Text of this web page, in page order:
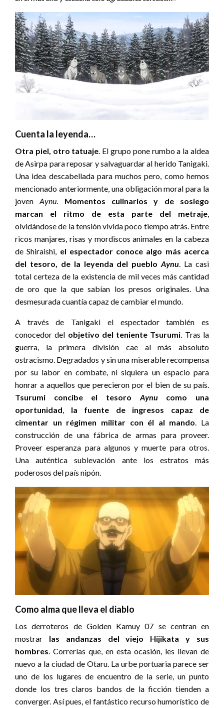
Cuenta la leyenda…
Otra piel, otro tatuaje. El grupo pone rumbo a la aldea
de Asirpa para reposar y salvaguardar al herido Tanigaki.
Una idea descabellada para muchos pero, como hemos
mencionado anteriormente, una obligación moral para la
jovenAynu. Momentos culinarios y de sosiego
marcan el ritmo de esta parte del metraje,
olvidándose de la tensión vivida poco tiempo atrás. Entre
ricos manjares, risas y mordiscos animales en la cabeza
de Shiraishi, el espectador conoce algo más acerca
del tesoro, de la leyenda del puebloAynu. La casi
total certeza de la existencia de mil veces más cantidad
de oro que la que sabían los presos originales. Una
desmesurada cuantía capaz de cambiar el mundo.
A través de Tanigaki el espectador también es
conocedor del objetivo del teniente Tsurumi. Tras la
guerra, la primera división cae al más absoluto
ostracismo. Degradados y sin una miserable recompensa
por su labor en combate, ni siquiera un espacio para
honrar a aquellos que perecieron por el bien de su país.
Tsurumi concibe el tesoro Aynu como una
oportunidad, la fuente de ingresos capaz de
cimentar un régimen militar con él al mando. La
construcción de una fábrica de armas para proveer.
Proveer esperanza para algunos y muerte para otros.
Una auténtica sublevación ante los estratos más
poderosos del país nipón.
Como alma que lleva el diablo
Los derroteros de Golden Kamuy 07 se centran en
mostrar las andanzas del viejo Hijikata y sus
hombres . Correrías que, en esta ocasión, les llevan de
nuevo a la ciudad de Otaru. La urbe portuaria parece ser
uno de los lugares de encuentro de la serie, un punto
donde los tres claros bandos de la ficción tienden a
converger. Así pues, el fantástico recurso humorístico de